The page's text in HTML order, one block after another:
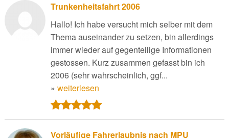
Trunkenheitsfahrt 2006
Hallo! Ich habe versucht mich selber mit dem
Thema auseinander zu setzen, bin allerdings
immer wieder auf gegenteilige Informationen
gestossen. Kurz zusammen gefasst bin ich
2006 (sehr wahrscheinlich, ggf...
» weiterlesen
Vorläufige Fahrerlaubnis nach MPU